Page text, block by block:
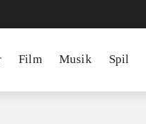
Film Musik Spil